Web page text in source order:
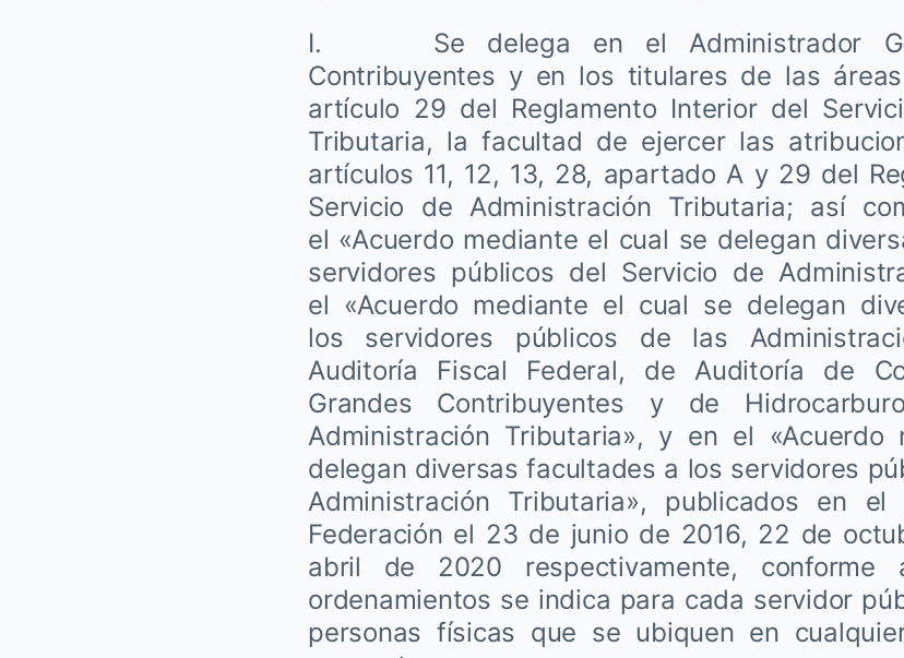
I. Se delega en el Administrador
Contribuyentes y en los titulares de las
artículo 29 del Reglamento Interior del
Tributaria, la facultad de ejercer las
artículos 11, 12, 13, 28, apartado A y 29 del
Servicio de Administración Tributaria; así
el «Acuerdo mediante el cual se delegan
servidores públicos del Servicio de
el «Acuerdo mediante el cual se delegan
los servidores públicos de las
Auditoría Fiscal Federal, de Auditoría de
Grandes Contribuyentes y de
Administración Tributaria», y en el
delegan diversas facultades a los servidores
Administración Tributaria», publicados en
Federación el 23 de junio de 2016, 22 de
abril de 2020 respectivamente,
ordenamientos se indica para cada servidor
personas físicas que se ubiquen en